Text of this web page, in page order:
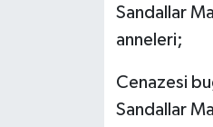
Sandallar
anneleri;
Cenazesi
Sandallar